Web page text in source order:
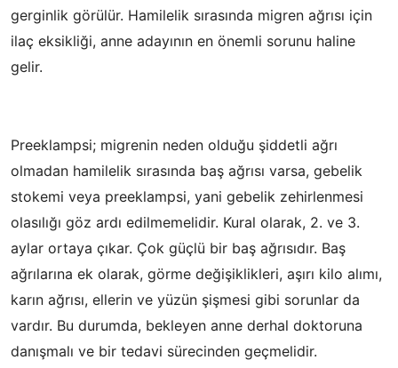
gerginlik görülür. Hamilelik sırasında migren ağrısı için
ilaç eksikliği, anne adayının en önemli sorunu haline
gelir.
Preeklampsi; migrenin neden olduğu şiddetli ağrı
olmadan hamilelik sırasında baş ağrısı varsa, gebelik
stokemi veya preeklampsi, yani gebelik zehirlenmesi
olasılığı göz ardı edilmemelidir. Kural olarak, 2. ve 3.
aylar ortaya çıkar. Çok güçlü bir baş ağrısıdır. Baş
ağrılarına ek olarak, görme değişiklikleri, aşırı kilo alımı,
karın ağrısı, ellerin ve yüzün şişmesi gibi sorunlar da
vardır. Bu durumda, bekleyen anne derhal doktoruna
danışmalı ve bir tedavi sürecinden geçmelidir.